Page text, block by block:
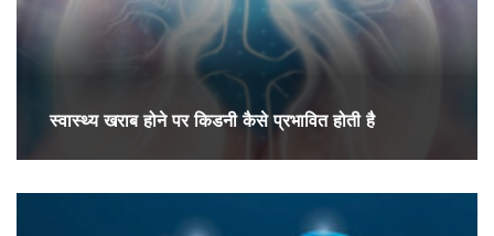
स्वास्थ्य खराब होने पर किडनी कैसे प्रभावित होती है